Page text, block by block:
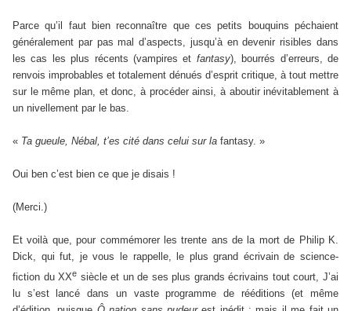
Parce qu’il faut bien reconnaître que ces petits bouquins péchaient
généralement par pas mal d’aspects, jusqu’à en devenir risibles dans
les cas les plus récents (vampires et fantasy), bourrés d’erreurs, de
renvois improbables et totalement dénués d’esprit critique, à tout mettre
sur le même plan, et donc, à procéder ainsi, à aboutir inévitablement à
un nivellement par le bas.
« Ta gueule, Nébal, t’es cité dans celui sur la fantasy. »
Oui ben c’est bien ce que je disais !
(Merci.)
Et voilà que, pour commémorer les trente ans de la mort de Philip K.
Dick, qui fut, je vous le rappelle, le plus grand écrivain de science-
fiction du XXe siècle et un de ses plus grands écrivains tout court, J’ai
lu s’est lancé dans un vaste programme de rééditions (et même